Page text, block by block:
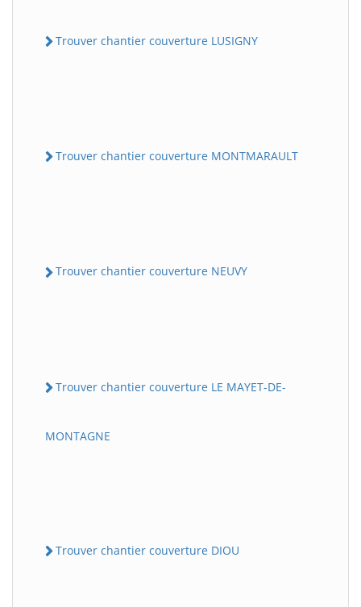
Trouver chantier couverture LUSIGNY
Trouver chantier couverture MONTMARAULT
Trouver chantier couverture NEUVY
Trouver chantier couverture LE MAYET-DE-
MONTAGNE
Trouver chantier couverture DIOU